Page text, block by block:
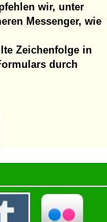
wir, unter
Messenger, wie
Zeichenfolge in
durch